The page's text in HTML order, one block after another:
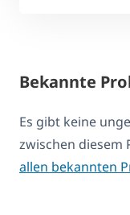
Bekannte
Es gibt keine
zwischen diesem
allen bekannten